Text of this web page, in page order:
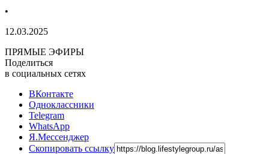
•
12.03.2025
ПРЯМЫЕ ЭФИРЫ
Поделиться
в социальных сетях
ВКонтакте
Одноклассники
Telegram
WhatsApp
Я.Мессенджер
Скопировать ссылку